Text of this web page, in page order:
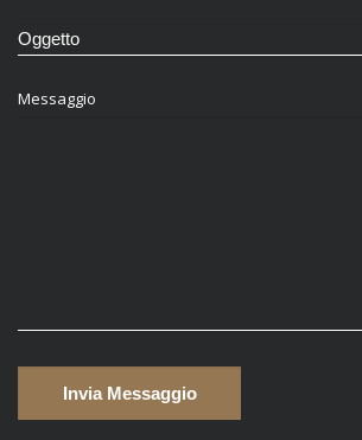
Messaggio